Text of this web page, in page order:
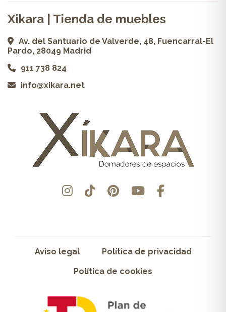
Xikara | Tienda de muebles
Av. del Santuario de Valverde, 48, Fuencarral-El
Pardo, 28049 Madrid
911 738 824
info@xikara.net
Aviso legal Política de privacidad
Política de cookies